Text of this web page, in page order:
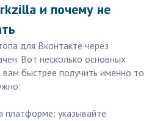
и почему не
для Вконтакте через
Вот несколько основных
быстрее получить именно то
платформе: указывайте